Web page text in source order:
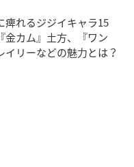
痺れるジジイキャラ15
金カム』土方、『ワン
イリーなどの魅力とは？